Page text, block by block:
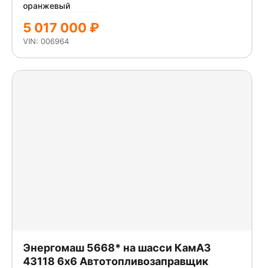
оранжевый
5 017 000 ₽
VIN: 006964
Энергомаш 5668* на шасси КамАЗ
43118 6x6 Автотопливозаправщик